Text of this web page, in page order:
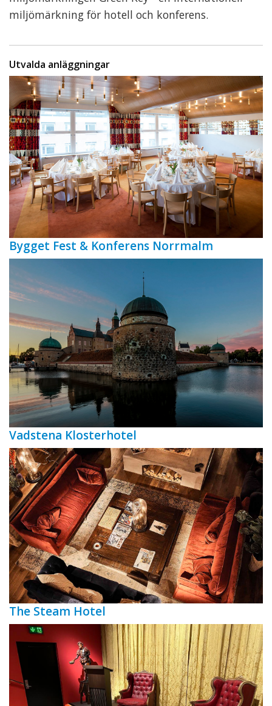
miljömärkning för hotell och konferens.
Utvalda anläggningar
Bygget Fest & Konferens Norrmalm
Vadstena Klosterhotel
The Steam Hotel